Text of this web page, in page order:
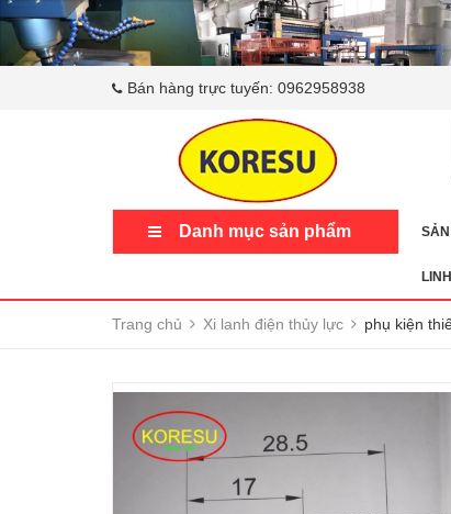
Bán hàng trực tuyến: 0962958938
Danh mục sản phẩm
Trang chủ Xi lanh điện thủy lực phụ kiện